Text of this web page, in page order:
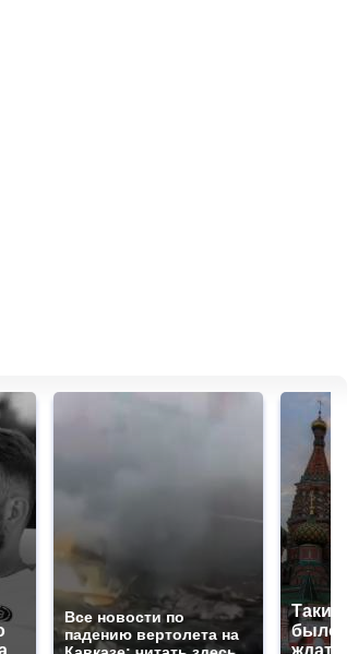
Все новости по
падению вертолета на
Таких
было с
ждать